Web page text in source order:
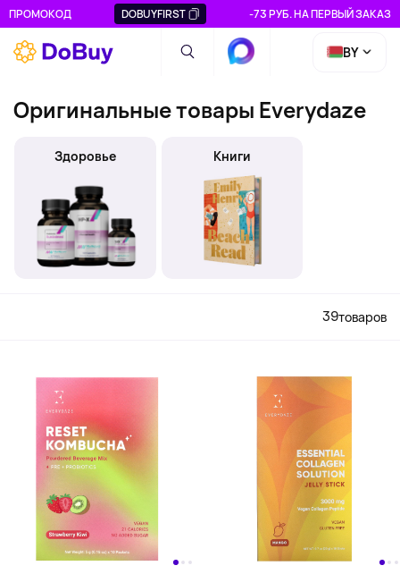
ПРОМОКОД DOBUYFIRST -73 РУБ. НА ПЕРВЫЙ ЗАКАЗ
BY
Оригинальные товары Everydaze
Здоровье Книги
39товаров